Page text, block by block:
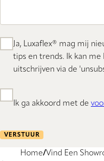
Ja, Luxaflex® mag mij
tips en trends. Ik kan
uitschrijven via de
Ik ga akkoord met de
VERSTUUR
Home Vind Een